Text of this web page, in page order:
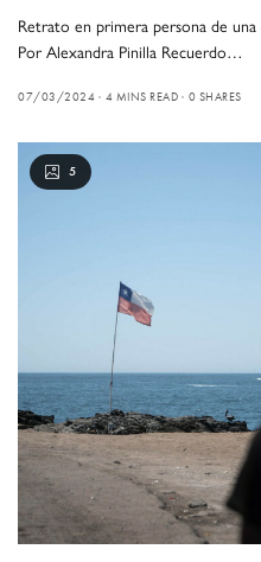
Retrato en primera persona de
Por Alexandra Pinilla Recuerdo…
07/03/2024 4 MINS READ 0 SHARES
5